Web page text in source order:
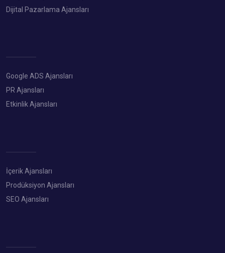
Dijital Pazarlama Ajansları
Google ADS Ajansları
PR Ajansları
Etkinlik Ajansları
İçerik Ajansları
Prodüksiyon Ajansları
SEO Ajansları